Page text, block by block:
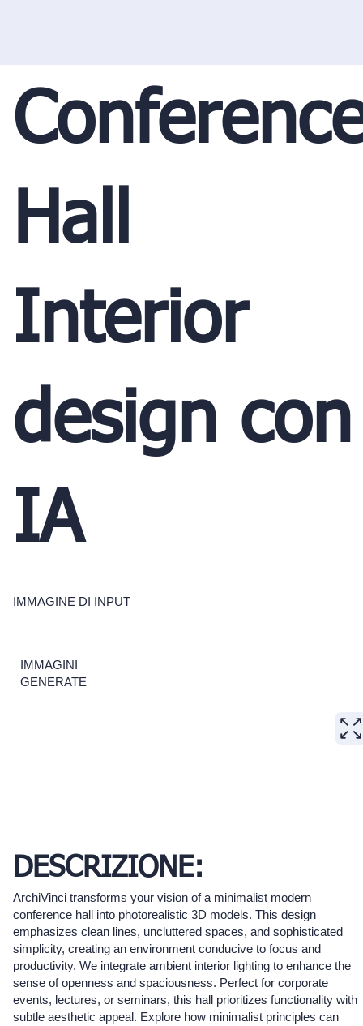
Hall
Interior
design con
IA
IMMAGINE DI INPUT
IMMAGINI
GENERATE
DESCRIZIONE:
ArchiVinci transforms your vision of a minimalist modern
conference hall into photorealistic 3D models. This design
emphasizes clean lines, uncluttered spaces, and sophisticated
simplicity, creating an environment conducive to focus and
productivity. We integrate ambient interior lighting to enhance the
sense of openness and spaciousness. Perfect for corporate
events, lectures, or seminars, this hall prioritizes functionality with
subtle aesthetic appeal. Explore how minimalist principles can